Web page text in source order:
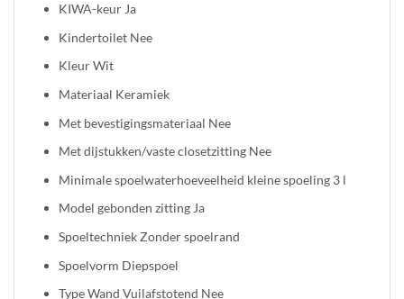
KIWA-keur Ja
Kindertoilet Nee
Kleur Wit
Materiaal Keramiek
Met bevestigingsmateriaal Nee
Met dijstukken/vaste closetzitting Nee
Minimale spoelwaterhoeveelheid kleine spoeling 3 l
Model gebonden zitting Ja
Spoeltechniek Zonder spoelrand
Spoelvorm Diepspoel
Type Wand Vuilafstotend Nee